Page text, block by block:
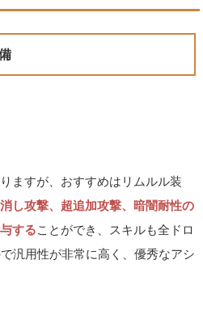
ますが、おすすめはリムルル装
し攻撃、超追加攻撃、暗闇耐性の
することができ、スキルも全ドロ
汎用性が非常に高く、優秀なアシ